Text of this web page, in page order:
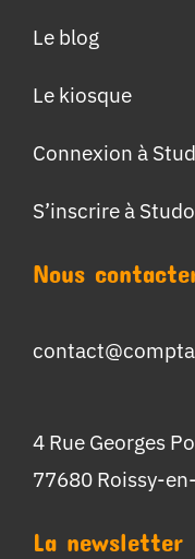
Le blog
Le kiosque
Connexion à
S’inscrire à
Nous
4 Rue Georges
77680 Roissy-
La newsletter